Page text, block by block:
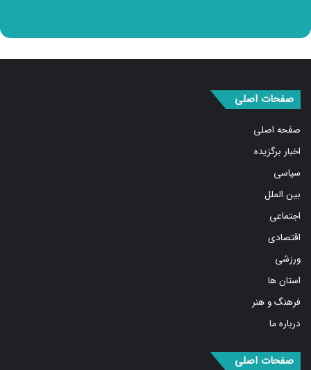
صفحات اصلی
صفحه اصلی
اخبار برگزیده
سیاسی
بین الملل
اجتماعی
اقتصادی
ورزشی
استان ها
فرهنگ و هنر
درباره ما
صفحات اصلی